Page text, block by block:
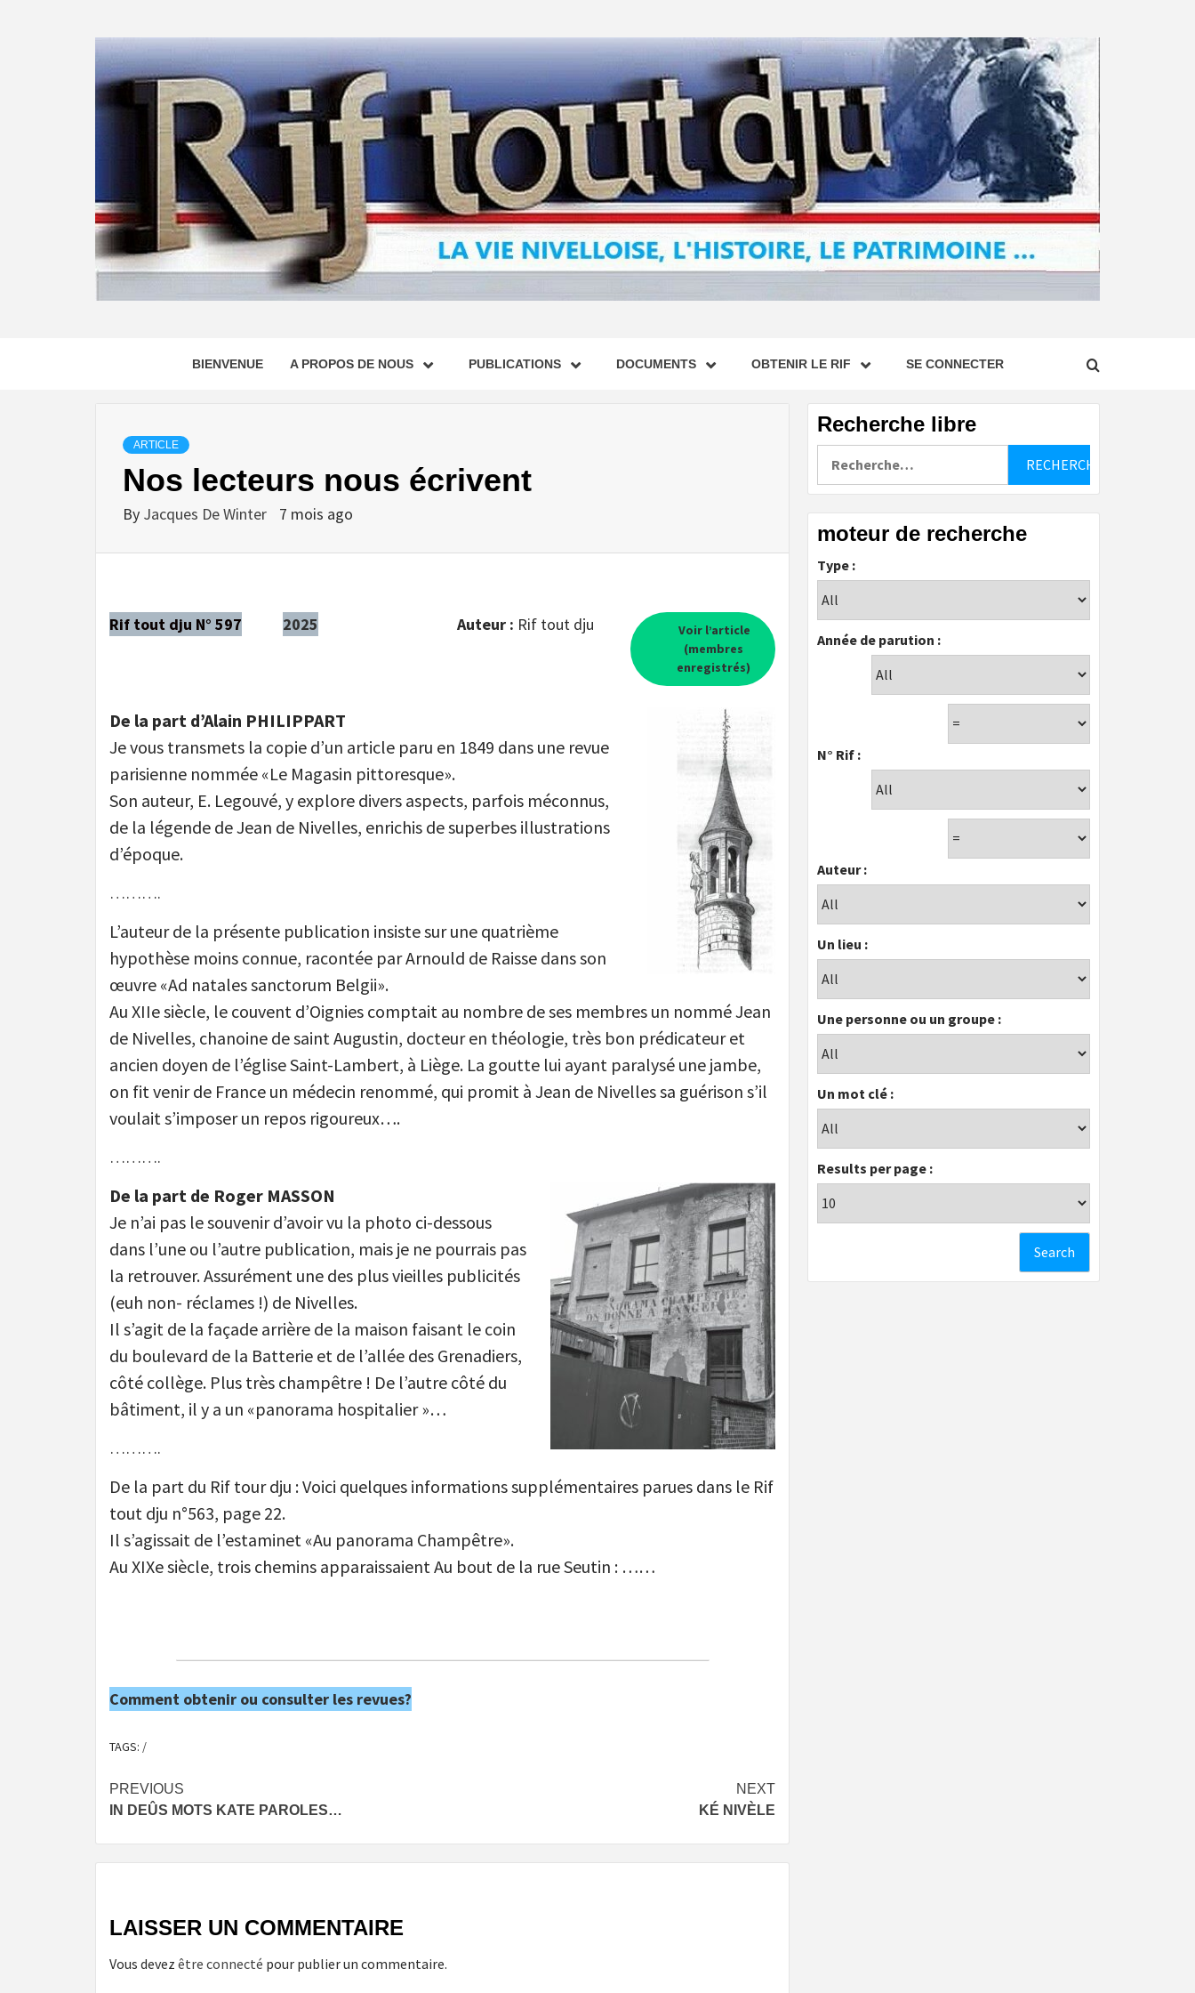
BIENVENUE A PROPOS DE NOUS PUBLICATIONS DOCUMENTS OBTENIR LE RIF SE CONNECTER
ARTICLE
Nos lecteurs nous écrivent
By Jacques De Winter 7 mois ago
Rif tout dju N° 597 2025 Auteur : Rif tout dju
Voir l’article
(membres
enregistrés)
De la part d’Alain PHILIPPART
Je vous transmets la copie d’un article paru en 1849 dans une revue
parisienne nommée «Le Magasin pittoresque».
Son auteur, E. Legouvé, y explore divers aspects, parfois méconnus,
de la légende de Jean de Nivelles, enrichis de superbes illustrations
d’époque.
……….
L’auteur de la présente publication insiste sur une quatrième
hypothèse moins connue, racontée par Arnould de Raisse dans son
œuvre «Ad natales sanctorum Belgii».
Au XIIe siècle, le couvent d’Oignies comptait au nombre de ses membres un nommé Jean
de Nivelles, chanoine de saint Augustin, docteur en théologie, très bon prédicateur et
ancien doyen de l’église Saint-Lambert, à Liège. La goutte lui ayant paralysé une jambe,
on fit venir de France un médecin renommé, qui promit à Jean de Nivelles sa guérison s’il
voulait s’imposer un repos rigoureux….
……….
De la part de Roger MASSON
Je n’ai pas le souvenir d’avoir vu la photo ci-dessous
dans l’une ou l’autre publication, mais je ne pourrais pas
la retrouver. Assurément une des plus vieilles publicités
(euh non- réclames !) de Nivelles.
Il s’agit de la façade arrière de la maison faisant le coin
du boulevard de la Batterie et de l’allée des Grenadiers,
côté collège. Plus très champêtre ! De l’autre côté du
bâtiment, il y a un «panorama hospitalier »…
……….
De la part du Rif tour dju : Voici quelques informations supplémentaires parues dans le Rif
tout dju n°563, page 22.
Il s’agissait de l’estaminet «Au panorama Champêtre».
Au XIXe siècle, trois chemins apparaissaient Au bout de la rue Seutin : ……
Comment obtenir ou consulter les revues?
TAGS: /
Post
navigation
PREVIOUS
IN DEÛS MOTS KATE PAROLES…
NEXT
KÉ NIVÈLE
LAISSER UN COMMENTAIRE
Vous devez être connecté pour publier un commentaire.
Recherche libre
moteur de recherche
Type :
Année de parution :
N° Rif :
Auteur :
Un lieu :
Une personne ou un groupe :
Un mot clé :
Results per page :